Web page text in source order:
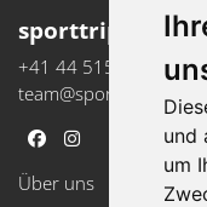
und
um
sporttrip.ch
+41 44 515 18 12
team@sporttrip.ch
Über uns